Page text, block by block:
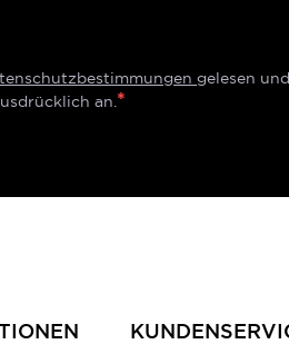
gelesen und
an.